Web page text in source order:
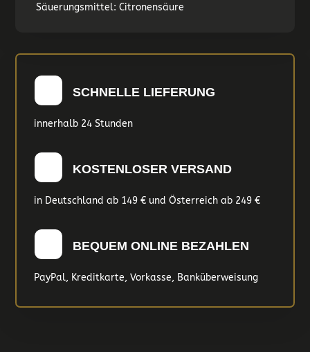
Säuerungsmittel: Citronensäure
SCHNELLE LIEFERUNG
innerhalb 24 Stunden
KOSTENLOSER VERSAND
in Deutschland ab 149 € und Österreich ab 249 €
BEQUEM ONLINE BEZAHLEN
PayPal, Kreditkarte, Vorkasse, Banküberweisung